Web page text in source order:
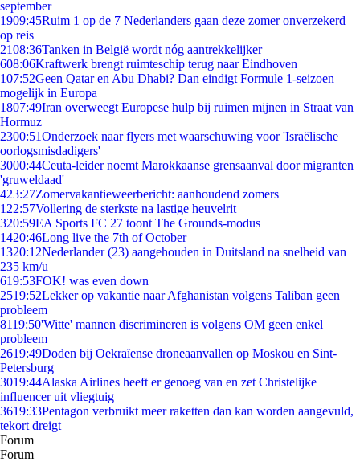
september
1909:45Ruim 1 op de 7 Nederlanders gaan deze zomer onverzekerd
op reis
2108:36Tanken in België wordt nóg aantrekkelijker
608:06Kraftwerk brengt ruimteschip terug naar Eindhoven
107:52Geen Qatar en Abu Dhabi? Dan eindigt Formule 1-seizoen
mogelijk in Europa
1807:49Iran overweegt Europese hulp bij ruimen mijnen in Straat van
Hormuz
2300:51Onderzoek naar flyers met waarschuwing voor 'Israëlische
oorlogsmisdadigers'
3000:44Ceuta-leider noemt Marokkaanse grensaanval door migranten
'gruweldaad'
423:27Zomervakantieweerbericht: aanhoudend zomers
1 22:57Vollering de sterkste na lastige heuvelrit
320:59EA Sports FC 27 toont The Grounds-modus
1420:46Long live the 7th of October
1320:12Nederlander (23) aangehouden in Duitsland na snelheid van
235 km/u
619:53FOK! was even down
2519:52Lekker op vakantie naar Afghanistan volgens Taliban geen
probleem
8119:50'Witte' mannen discrimineren is volgens OM geen enkel
probleem
2619:49Doden bij Oekraïense droneaanvallen op Moskou en Sint-
Petersburg
3019:44Alaska Airlines heeft er genoeg van en zet Christelijke
influencer uit vliegtuig
3619:33Pentagon verbruikt meer raketten dan kan worden aangevuld,
tekort dreigt
Forum
Forum